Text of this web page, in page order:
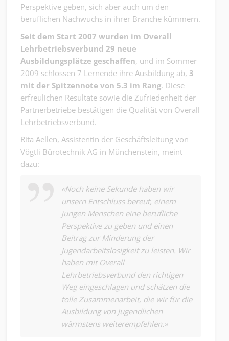
Perspektive geben, sich aber auch um den
beruflichen Nachwuchs in ihrer Branche kümmern.
Seit dem Start 2007 wurden im Overall
Lehrbetriebsverbund 29 neue
Ausbildungsplätze geschaffen, und im Sommer
2009 schlossen 7 Lernende ihre Ausbildung ab, 3
mit der Spitzennote von 5.3 im Rang. Diese
erfreulichen Resultate sowie die Zufriedenheit der
Partnerbetriebe bestätigen die Qualität von Overall
Lehrbetriebsverbund.
Rita Aellen, Assistentin der Geschäftsleitung von
Vögtli Bürotechnik AG in Münchenstein, meint
dazu:
«Noch keine Sekunde haben wir
unsern Entschluss bereut, einem
jungen Menschen eine berufliche
Perspektive zu geben und einen
Beitrag zur Minderung der
Jugendarbeitslosigkeit zu leisten. Wir
haben mit Overall
Lehrbetriebsverbund den richtigen
Weg eingeschlagen und schätzen die
tolle Zusammenarbeit, die wir für die
Ausbildung von Jugendlichen
wärmstens weiterempfehlen.»